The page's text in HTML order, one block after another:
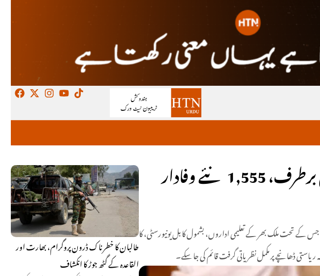
طالبان کا خطرناک ڈرون پروگرام، بھارت اور
القاعدہ کے گٹھ جوڑ کا انکشاف
طالبان کی بڑے پیمانے پر اکھاڑ پچھاڑ: 1,136 سرکاری ملازمین برطرف، 1,555 نئے وفادار
پالیسی متعارف کروائی تھی، جس کے تحت ملک بھر کے تعلیمی اداروں، بشمول کابل یونیورسٹی، کا
ڈھانچے پر مکمل نظریاتی گرفت قائم کی جا سکے۔